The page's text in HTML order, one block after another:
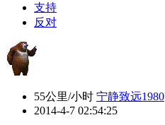
支持
反对
55公里/小时 宁静致远1980
2014-4-7 02:54:25